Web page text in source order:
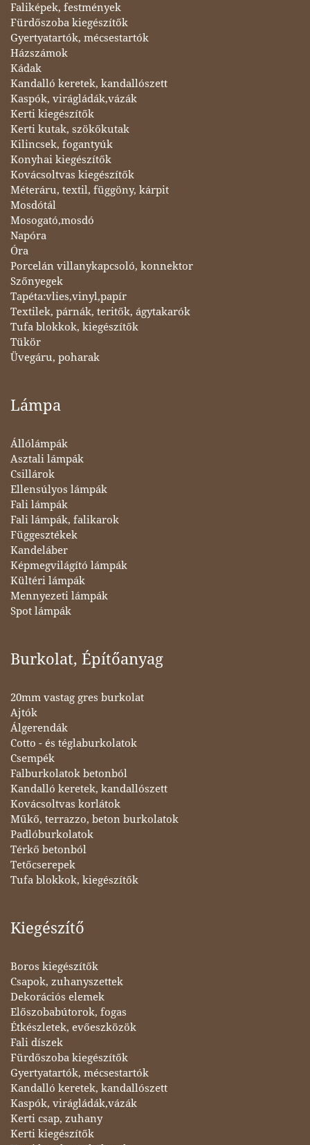
Faliképek, festmények
Fürdőszoba kiegészítők
Gyertyatartók, mécsestartók
Házszámok
Kádak
Kandalló keretek, kandallószett
Kaspók, virágládák,vázák
Kerti kiegészítők
Kerti kutak, szökőkutak
Kilincsek, fogantyúk
Konyhai kiegészítők
Kovácsoltvas kiegészítők
Méteráru, textil, függöny, kárpit
Mosdótál
Mosogató,mosdó
Napóra
Óra
Porcelán villanykapcsoló, konnektor
Szőnyegek
Tapéta:vlies,vinyl,papír
Textilek, párnák, teritők, ágytakarók
Tufa blokkok, kiegészítők
Tükör
Üvegáru, poharak
Lámpa
Állólámpák
Asztali lámpák
Csillárok
Ellensúlyos lámpák
Fali lámpák
Fali lámpák, falikarok
Függesztékek
Kandeláber
Képmegvilágító lámpák
Kültéri lámpák
Mennyezeti lámpák
Spot lámpák
Burkolat, Építőanyag
20mm vastag gres burkolat
Ajtók
Álgerendák
Cotto - és téglaburkolatok
Csempék
Falburkolatok betonból
Kandalló keretek, kandallószett
Kovácsoltvas korlátok
Műkő, terrazzo, beton burkolatok
Padlóburkolatok
Térkő betonból
Tetőcserepek
Tufa blokkok, kiegészítők
Kiegészítő
Boros kiegészítők
Csapok, zuhanyszettek
Dekorációs elemek
Előszobabútorok, fogas
Étkészletek, evőeszközök
Fali díszek
Fürdőszoba kiegészítők
Gyertyatartók, mécsestartók
Kandalló keretek, kandallószett
Kaspók, virágládák,vázák
Kerti csap, zuhany
Kerti kiegészítők